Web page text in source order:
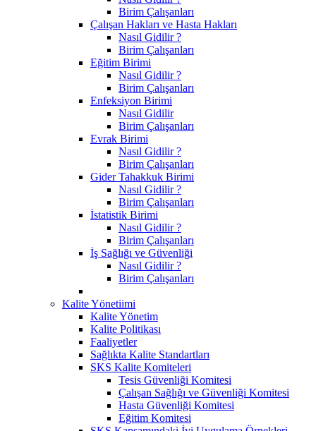
Birim Çalışanları
Çalışan Hakları ve Hasta Hakları
Nasıl Gidilir ?
Birim Çalışanları
Eğitim Birimi
Nasıl Gidilir ?
Birim Çalışanları
Enfeksiyon Birimi
Nasıl Gidilir
Birim Çalışanları
Evrak Birimi
Nasıl Gidilir ?
Birim Çalışanları
Gider Tahakkuk Birimi
Nasıl Gidilir ?
Birim Çalışanları
İstatistik Birimi
Nasıl Gidilir ?
Birim Çalışanları
İş Sağlığı ve Güvenliği
Nasıl Gidilir ?
Birim Çalışanları
Kalite Yönetiimi
Kalite Yönetim
Kalite Politikası
Faaliyetler
Sağlıkta Kalite Standartları
SKS Kalite Komiteleri
Tesis Güvenliği Komitesi
Çalışan Sağlığı ve Güvenliği Komitesi
Hasta Güvenliği Komitesi
Eğitim Komitesi